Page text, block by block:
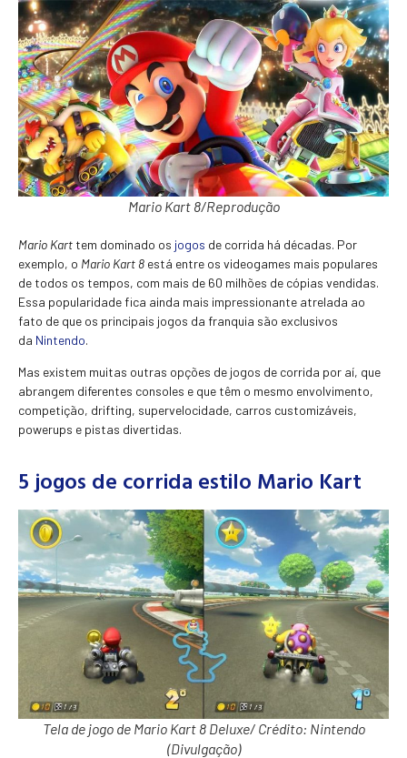
Mario Kart 8/Reprodução
Mario Kart tem dominado os jogos de corrida há décadas. Por
exemplo, o Mario Kart 8 está entre os videogames mais populares
de todos os tempos, com mais de 60 milhões de cópias vendidas.
Essa popularidade fica ainda mais impressionante atrelada ao
fato de que os principais jogos da franquia são exclusivos
da Nintendo.
Mas existem muitas outras opções de jogos de corrida por aí, que
abrangem diferentes consoles e que têm o mesmo envolvimento,
competição, drifting, supervelocidade, carros customizáveis,
powerups e pistas divertidas.
5 jogos de corrida estilo Mario Kart
Tela de jogo de Mario Kart 8 Deluxe/ Crédito: Nintendo
(Divulgação)